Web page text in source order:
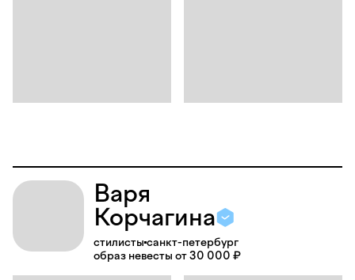
Варя
Корчагина
стилисты санкт-петербург
образ невесты от 30 000 ₽